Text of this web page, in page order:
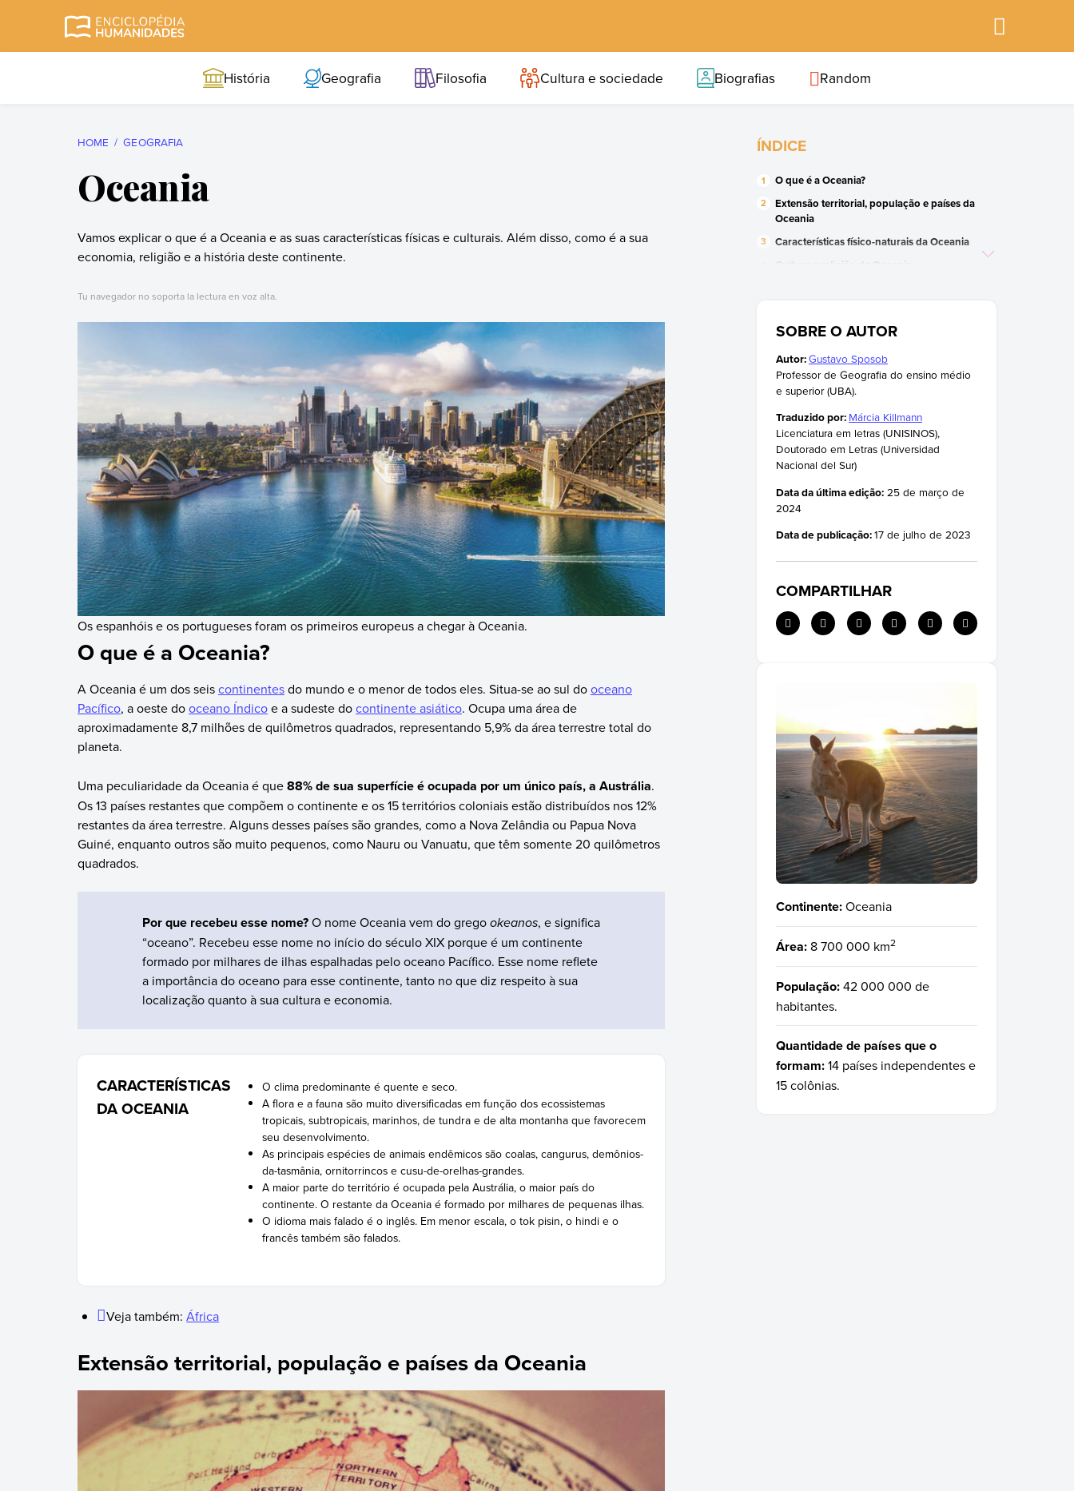
História Geografia Filosofia Cultura e sociedade Biografias Random
HOME GEOGRAFIA
Oceania
Vamos explicar o que é a Oceania e as suas características físicas e culturais. Além disso, como é a sua
economia, religião e a história deste continente.
Tu navegador no soporta la lectura en voz alta.
Os espanhóis e os portugueses foram os primeiros europeus a chegar à Oceania.
O que é a Oceania?
A Oceania é um dos seiscontinentesdo mundo e o menor de todos eles. Situa-se ao sul dooceano
Pacífico, a oeste dooceano Índicoe a sudeste docontinente asiático. Ocupa uma área de
aproximadamente 8,7 milhões de quilômetros quadrados, representando 5,9% da área terrestre total do
planeta.
Uma peculiaridade da Oceania é que88% de sua superfície é ocupada por um único país, a Austrália.
Os 13 países restantes que compõem o continente e os 15 territórios coloniais estão distribuídos nos 12%
restantes da área terrestre. Alguns desses países são grandes, como a Nova Zelândia ou Papua Nova
Guiné, enquanto outros são muito pequenos, como Nauru ou Vanuatu, que têm somente 20 quilômetros
quadrados.
Por que recebeu esse nome?O nome Oceania vem do gregookeanos, e significa
“oceano”. Recebeu esse nome no início do século XIX porque é um continente
formado por milhares de ilhas espalhadas pelo oceano Pacífico. Esse nome reflete
a importância do oceano para esse continente, tanto no que diz respeito à sua
localização quanto à sua cultura e economia.
CARACTERÍSTICAS
DA OCEANIA
O clima predominante é quente e seco.
A flora e a fauna são muito diversificadas em função dos ecossistemas
tropicais, subtropicais, marinhos, de tundra e de alta montanha que favorecem
seu desenvolvimento.
As principais espécies de animais endêmicos são coalas, cangurus, demônios-
da-tasmânia, ornitorrincos e cusu-de-orelhas-grandes.
A maior parte do território é ocupada pela Austrália, o maior país do
continente. O restante da Oceania é formado por milhares de pequenas ilhas.
O idioma mais falado é o inglês. Em menor escala, o tok pisin, o hindi e o
francês também são falados.
Veja também:África
Extensão territorial, população e países da Oceania
ÍNDICE
O que é a Oceania?
Extensão territorial, população e países da
Oceania
Características físico-naturais da Oceania
Cultura e religião da Oceania
História da Oceania
SOBRE O AUTOR
Autor:Gustavo Sposob
Professor de Geografia do ensino médio
e superior (UBA).
Traduzido por: Márcia Killmann
Licenciatura em letras (UNISINOS),
Doutorado em Letras (Universidad
Nacional del Sur)
Data da última edição: 25 de março de
2024
Data de publicação:17 de julho de 2023
COMPARTILHAR
Continente:Oceania
Área: 8 700 000 km2
População:42 000 000 de
habitantes.
Quantidade de países que o
formam:14 países independentes e
15 colônias.